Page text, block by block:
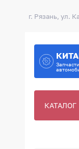
г. Рязань, ул.
КАТАЛОГ